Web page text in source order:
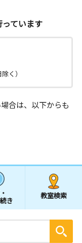
っています
く）
合は、以下からも
き
教室検索